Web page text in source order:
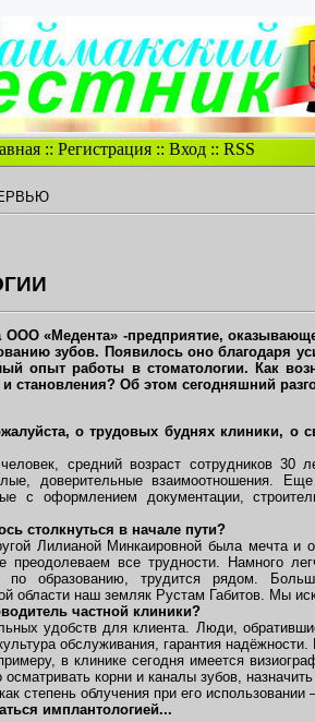
:: Регистрация:: Вход:: RSS
ООО «Медента» -предприятие,
зубов. Появилось оно благодаря
опыт работы в стоматологии. Как
становления? Об этом сегодняшний
о трудовых буднях клиники, о
средний возраст сотрудников 30
доверительные взаимоотношения.
с оформлением документации,
столкнуться в начале пути?
Лилианой Минкаировной была мечта и
все трудности. Намного
образованию, трудится рядом.
области наш земляк Рустам Габитов. Мы
частной клиники?
удобств для клиента. Люди,
обслуживания, гарантия надёжности.
в клинике сегодня имеется
корни и каналы зубов,
степень облучения при его
имплантологией...